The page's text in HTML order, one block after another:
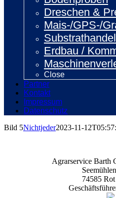
Dreschen &
Mais-/GPS-/
Erdbau /
Close
Partner
Kontakt
Impressum
Datenschutz
Bild 5Nichtjeder2023-11-
Agrarservice Barth
74585 Rot